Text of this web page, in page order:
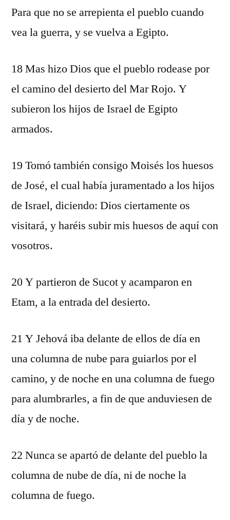
Para que no se arrepienta el pueblo cuando
vea la guerra, y se vuelva a Egipto.
18 Mas hizo Dios que el pueblo rodease por
el camino del desierto del Mar Rojo. Y
subieron los hijos de Israel de Egipto
armados.
19 Tomó también consigo Moisés los huesos
de José, el cual había juramentado a los hijos
de Israel, diciendo: Dios ciertamente os
visitará, y haréis subir mis huesos de aquí con
vosotros.
20 Y partieron de Sucot y acamparon en
Etam, a la entrada del desierto.
21 Y Jehová iba delante de ellos de día en
una columna de nube para guiarlos por el
camino, y de noche en una columna de fuego
para alumbrarles, a fin de que anduviesen de
día y de noche.
22 Nunca se apartó de delante del pueblo la
columna de nube de día, ni de noche la
columna de fuego.